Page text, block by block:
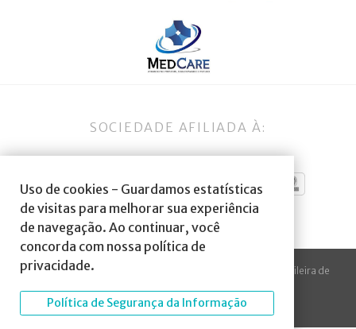
Uso de cookies - Guardamos estatísticas
de visitas para melhorar sua experiência
de navegação. Ao continuar, você
concorda com nossa política de
privacidade.
Política de Segurança da Informação
SOCIEDADE AFILIADA À:
© 2023 Todos os direitos reservados à SBA Sociedade Brasileira de
Desenvolvido porArte Digital Internet